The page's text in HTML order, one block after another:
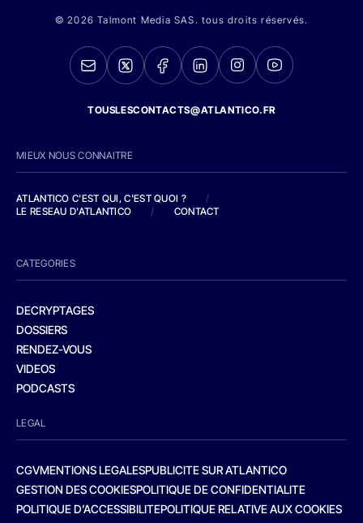
© 2026 Talmont Media SAS. tous droits réservés.
TOUSLESCONTACTS@ATLANTICO.FR
MIEUX NOUS CONNAITRE
ATLANTICO C'EST QUI, C'EST QUOI ?
/
LE RESEAU D'ATLANTICO
/ CONTACT
CATEGORIES
DECRYPTAGES
DOSSIERS
RENDEZ-VOUS
VIDEOS
PODCASTS
LEGAL
CGVMENTIONS LEGALESPUBLICITE SUR ATLANTICO
GESTION DES COOKIESPOLITIQUE DE CONFIDENTIALITE
POLITIQUE D’ACCESSIBILITEPOLITIQUE RELATIVE AUX COOKIES